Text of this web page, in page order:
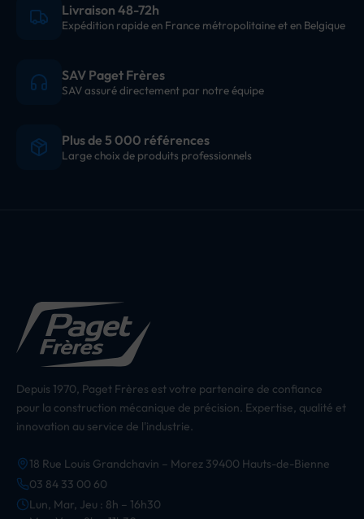
Livraison 48-72h
Expédition rapide en France métropolitaine et en Belgique
SAV Paget Frères
SAV assuré directement par notre équipe
Plus de 5 000 références
Large choix de produits professionnels
Depuis 1970, Paget Frères est votre partenaire de confiance
pour la construction mécanique de précision. Expertise, qualité et
innovation au service de l'industrie.
18 Rue Louis Grandchavin – Morez 39400 Hauts-de-Bienne
03 84 33 00 60
Lun, Mar, Jeu : 8h – 16h30